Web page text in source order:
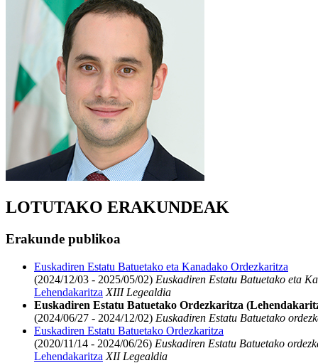
LOTUTAKO ERAKUNDEAK
Erakunde publikoa
Euskadiren Estatu Batuetako eta Kanadako Ordezkaritza
(2024/12/03 - 2025/05/02) Euskadiren Estatu Batuetako eta
Lehendakaritza XIII Legealdia
Euskadiren Estatu Batuetako Ordezkaritza
(2024/06/27 - 2024/12/02) Euskadiren Estatu Batuetako
Euskadiren Estatu Batuetako Ordezkaritza
(2020/11/14 - 2024/06/26) Euskadiren Estatu Batuetako
Lehendakaritza XII Legealdia